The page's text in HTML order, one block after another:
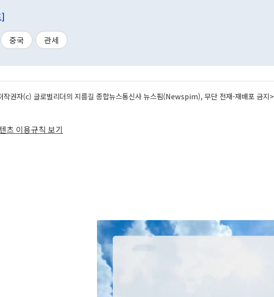
중국 관세
작권자(c) 글로벌리더의 지름길 종합뉴스통신사 뉴스핌(Newspim), 무단 전재-재배포 금지>
츠 이용규칙 보기